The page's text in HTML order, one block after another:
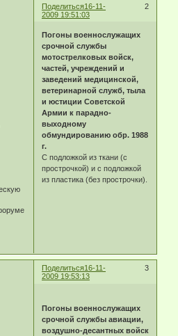
Поделиться 2
16-11-
2009 19:51:03
Погоны военнослужащих
срочной службы
мотострелковых войск,
частей, учреждений и
заведений медицинской,
ветеринарной служб, тыла
и юстиции Советской
Армии к парадно-
выходному
обмундированию обр. 1988
г.
С подложкой из ткани (с
прострочкой) и с подложкой
из пластика (без прострочки).
Поделиться 3
16-11-
2009 19:53:13
Погоны военнослужащих
срочной службы авиации,
воздушно-десантных войск